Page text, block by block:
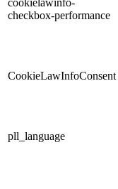
cookielawinfo-
checkbox-performance
CookieLawInfoConsent
pll_language